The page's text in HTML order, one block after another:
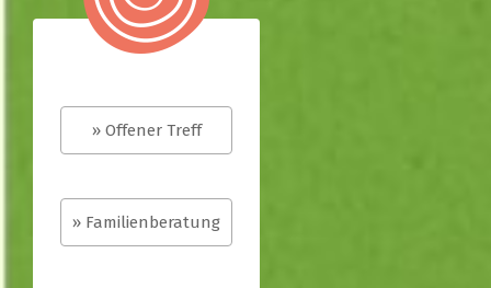
» Offener Treff
» Familienberatung